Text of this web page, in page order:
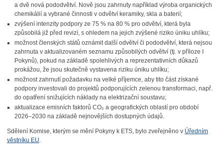
a dvě nová pododvětví. Nově jsou zahrnuty například výroba organických
chemikálií a vybrané činnosti v odvětví keramiky, skla a baterií;
zvýšení intenzity podpory ze 75 % na 80 % pro odvětví, která byla
způsobilá již před revizí, s ohledem na jejich zvýšené riziko úniku uhlíku;
možnost členských států oznámit další odvětví či pododvětví, která nejsou
zahrnuta v aktualizovaném seznamu způsobilých odvětví (tj. v příloze I
Pokynů), pokud na základě spolehlivých a reprezentativních důkazů
prokážou, že jsou skutečně vystavena riziku úniku uhlíku;
možnost zahrnutí požadavku na velké příjemce, aby tito část získané
podpory investovali do projektů podporujících zelenou transformaci, např.
do opatření snižujících náklady na elektrizační soustavu;
aktualizace emisních faktorů CO₂ a geografických oblastí pro období
2026–2030 na základě nejnovějších dostupných údajů.
Sdělení Komise, kterým se mění Pokyny k ETS, bylo zveřejněno v Úředním
věstníku EU.